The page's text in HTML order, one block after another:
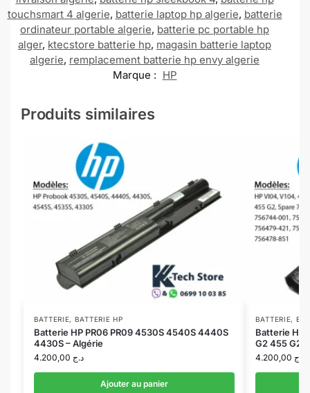
touchsmart 4 algerie, batterie laptop hp algerie, batterie
ordinateur portable algerie, batterie pc portable hp
alger, ktecstore batterie hp, magasin batterie laptop
algerie, remplacement batterie hp envy algerie
Marque : HP
Produits similaires
BATTERIE, BATTERIE HP
Batterie HP PR06 PR09 4530S 4540S 4440S
4430S – Algérie
د.ج
Ajouter au panier
BATTERIE,
Batterie HP
G2 455 G2
د.ج